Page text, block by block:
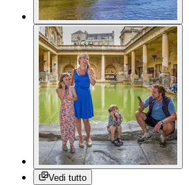
Vedi tutto